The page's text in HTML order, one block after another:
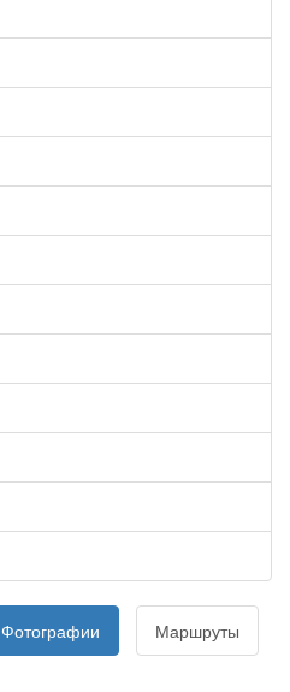
Фотографии Маршруты